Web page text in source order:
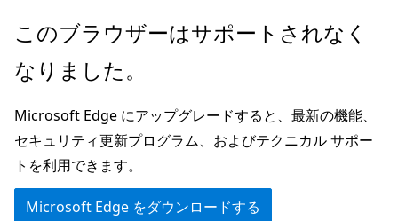
メ
ン
ン
テ
ン
ツ
このブラウザーはサポートされなく
なりました。
Microsoft Edge にアップグレードすると、最新の機能、
セキュリティ更新プログラム、およびテクニカル サポー
トを利用できます。
Microsoft Edge をダウンロードする